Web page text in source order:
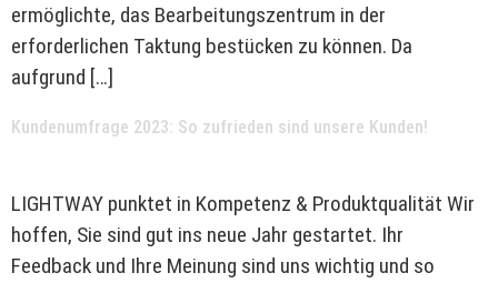
ermöglichte, das Bearbeitungszentrum in der
erforderlichen Taktung bestücken zu können. Da
aufgrund […]
Kundenumfrage 2023: So zufrieden sind unsere Kunden!
LIGHTWAY punktet in Kompetenz & Produktqualität Wir
hoffen, Sie sind gut ins neue Jahr gestartet. Ihr
Feedback und Ihre Meinung sind uns wichtig und so